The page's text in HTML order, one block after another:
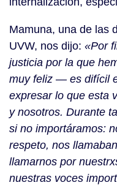
Mamuna, una de las
UVW, nos dijo: «Por
justicia por la que
muy feliz — es difícil
expresar lo que esta
y nosotros. Durante
si no importáramos:
respeto, nos
llamarnos por
nuestras voces